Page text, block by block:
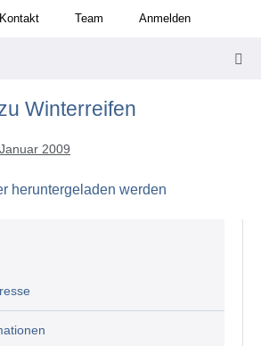
Kontakt Team Anmelden
Winterreifen
2009
heruntergeladen werden